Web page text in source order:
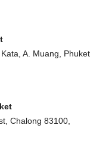
A. Muang, Phuket
Chalong 83100,